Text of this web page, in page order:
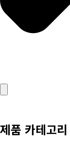
제품 카테고리